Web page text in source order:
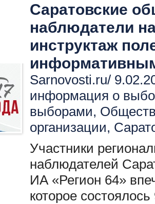
Саратовские
наблюдатели
инструктаж
Sarnovosti.ru/
информация о
выборами,
организации,
Участники
наблюдателей
ИА «Регион 64»
которое